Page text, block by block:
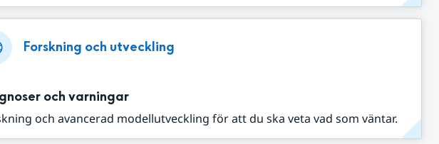
Forskning och utveckling
och varningar
och avancerad modellutveckling för att du ska veta vad som väntar.